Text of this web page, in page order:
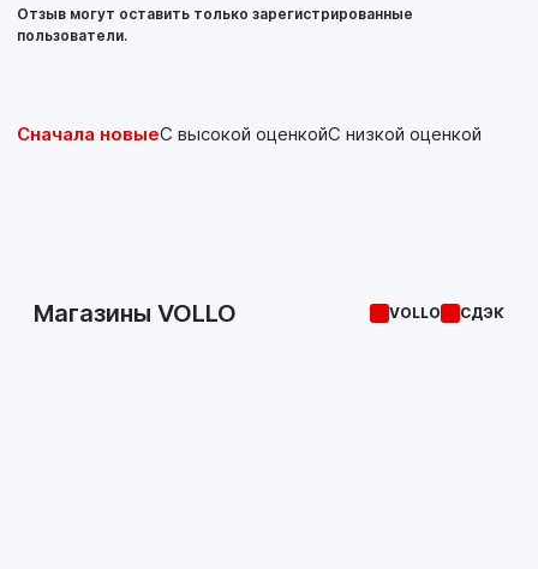
Отзыв могут оставить только зарегистрированные
пользователи.
Сначала новыеС высокой оценкойС низкой оценкой
Магазины VOLLO VOLLO СДЭК